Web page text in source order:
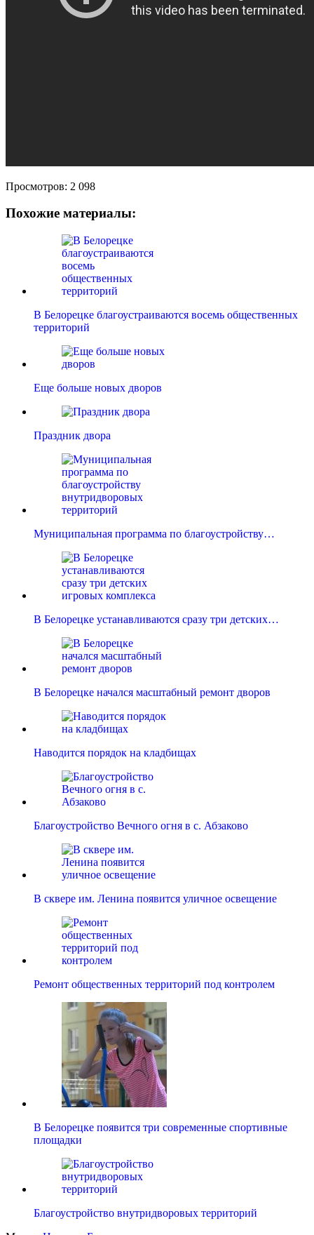
Просмотров: 2 098
Похожие материалы:
В Белорецке благоустраиваются восемь общественных
территорий
Еще больше новых дворов
Праздник двора
Муниципальная программа по благоустройству…
В Белорецке устанавливаются сразу три детских…
В Белорецке начался масштабный ремонт дворов
Наводится порядок на кладбищах
Благоустройство Вечного огня в с. Абзаково
В сквере им. Ленина появится уличное освещение
Ремонт общественных территорий под контролем
В Белорецке появится три современные спортивные
площадки
Благоустройство внутридворовых территорий